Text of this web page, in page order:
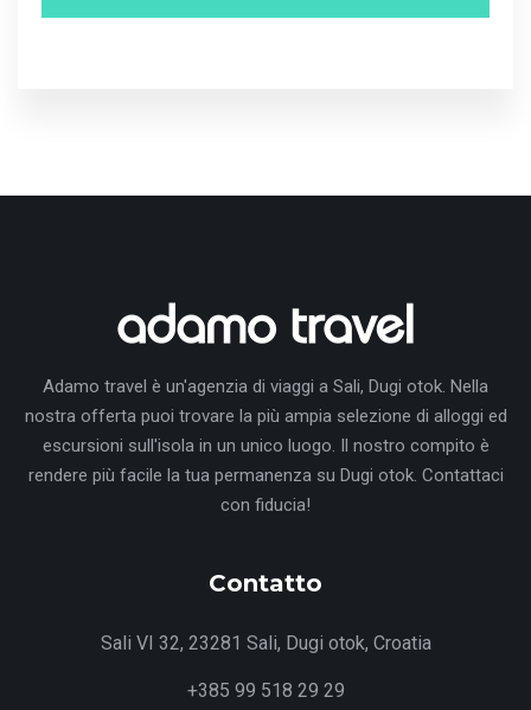
Adamo travel è un'agenzia di viaggi a Sali, Dugi otok. Nella
nostra offerta puoi trovare la più ampia selezione di alloggi ed
escursioni sull'isola in un unico luogo. Il nostro compito è
rendere più facile la tua permanenza su Dugi otok. Contattaci
con fiducia!
Contatto
Sali VI 32, 23281 Sali, Dugi otok, Croatia
+385 99 518 29 29